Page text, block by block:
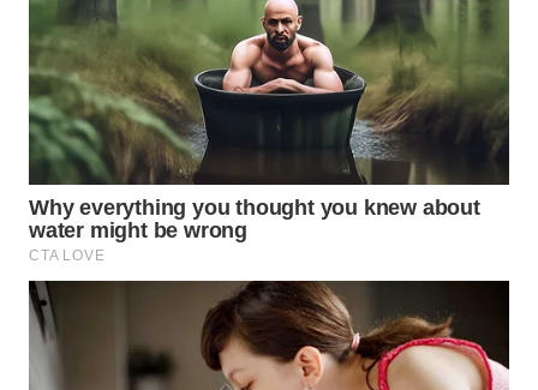
WN
SUKABUMI
WN
PURWAKARTA
WN
PRIANGAN
TIMUR